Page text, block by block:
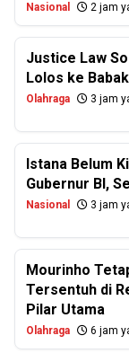
Nasional 2 jam
Justice Law
Lolos ke
Olahraga 3 jam
Istana Belum
Gubernur BI,
Nasional 3 jam
Mourinho
Tersentuh di
Pilar Utama
Olahraga 6 jam